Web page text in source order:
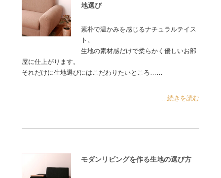
地選び
素朴で温かみを感じるナチュラルテイス
ト。
生地の素材感だけで柔らかく優しいお部
屋に仕上がります。
それだけに生地選びにはこだわりたいところ……
...続きを読む
モダンリビングを作る生地の選び方